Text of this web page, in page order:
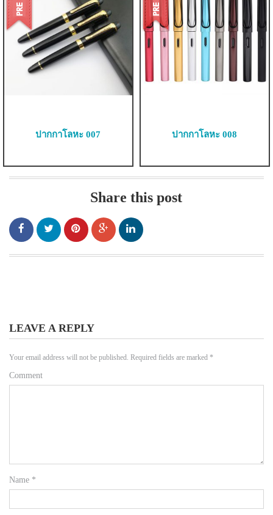
ปากกาโลหะ 007 ปากกาโลหะ 008
Share this post
LEAVE A REPLY
Your email address will not be published. Required fields are marked *
Comment
Name *